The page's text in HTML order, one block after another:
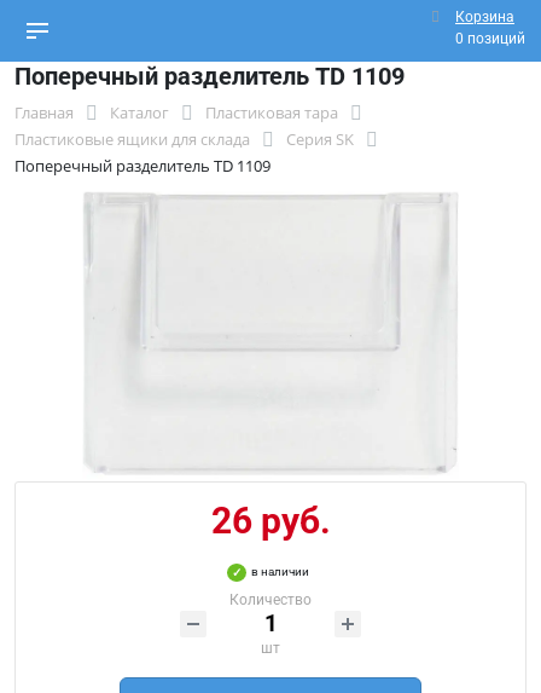
Корзина
0 позиций
Поперечный разделитель TD 1109
Главная Каталог
Пластиковая тара
Пластиковые ящики для склада
Серия SK
Поперечный разделитель TD 1109
26 руб.
в наличии
Количество
шт